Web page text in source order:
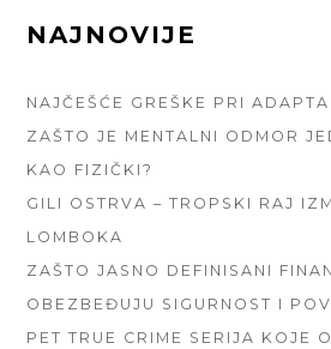
FOOTER
NAJNOVIJE
NAJČEŠĆE GREŠKE PRI
ZAŠTO JE MENTALNI ODMOR
KAO FIZIČKI?
GILI OSTRVA – TROPSKI RAJ
LOMBOKA
ZAŠTO JASNO DEFINISANI
OBEZBEĐUJU SIGURNOST I
PET TRUE CRIME SERIJA KOJE